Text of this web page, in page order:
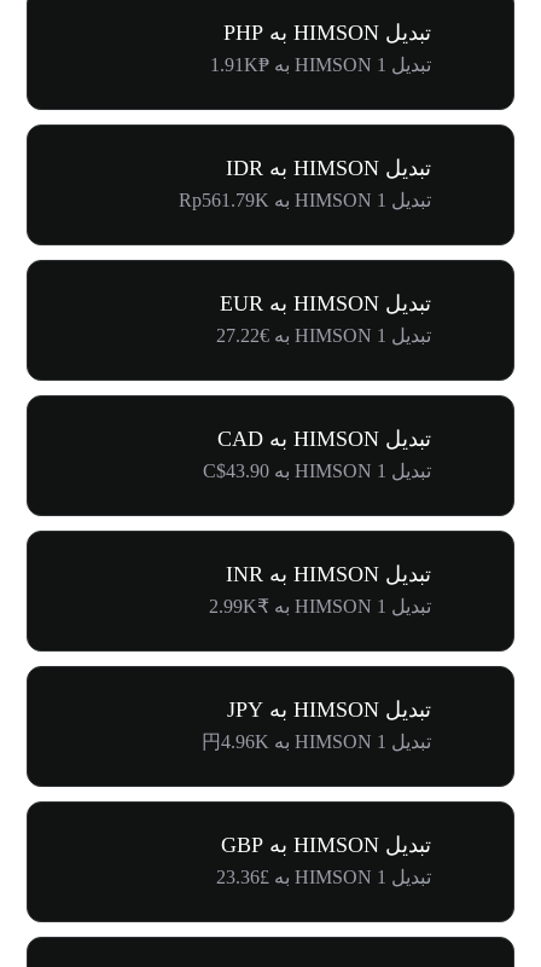
تبدیل HIMSON به PHP
تبدیل 1 HIMSON به ₱1.91K
تبدیل HIMSON به IDR
تبدیل 1 HIMSON به Rp561.79K
تبدیل HIMSON به EUR
تبدیل 1 HIMSON به €27.22
تبدیل HIMSON به CAD
تبدیل 1 HIMSON به C$43.90
تبدیل HIMSON به INR
تبدیل 1 HIMSON به ₹2.99K
تبدیل HIMSON به JPY
تبدیل 1 HIMSON به 円4.96K
تبدیل HIMSON به GBP
تبدیل 1 HIMSON به £23.36